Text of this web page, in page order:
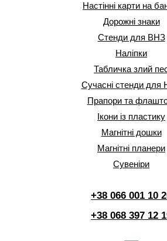
Настінні карти на
Дорожні знаки
Стенди для ВНЗ
Наліпки
Табличка злий
Сучасні стенди для
Прапори та
Ікони із пластику
Магнітні дошки
Магнітні планери
Сувеніри
+38 066 001 10
+38 068 397 12